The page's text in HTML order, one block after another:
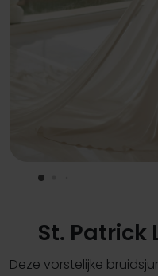
St. Patrick
Deze vorstelijke